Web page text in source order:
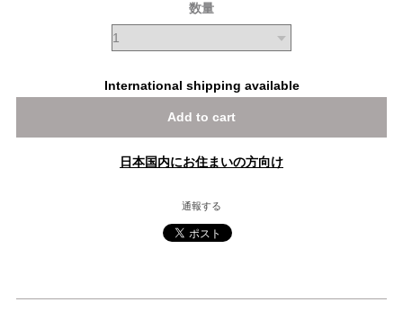
数量
International shipping available
Add to cart
日本国内にお住まいの方向け
通報する